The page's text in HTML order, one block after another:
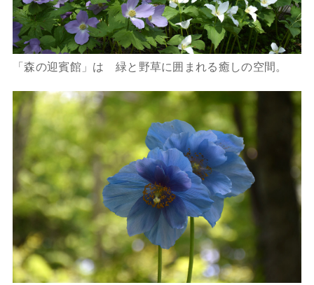
「森の迎賓館」は 緑と野草に囲まれる癒しの空間。